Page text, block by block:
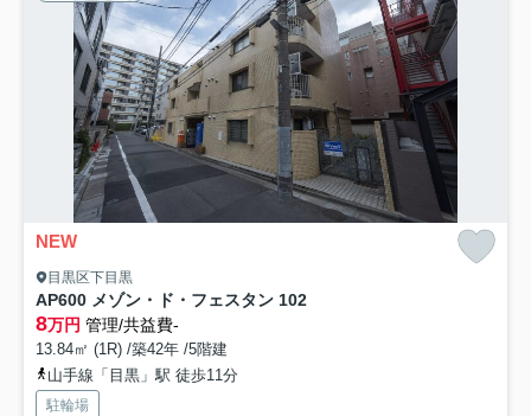
NEW
目黒区下目黒
AP600 メゾン・ド・フェスタン 102
8万円 管理/共益費-
13.84㎡ (1R) /築42年 /5階建
山手線「目黒」駅 徒歩11分
駐輪場